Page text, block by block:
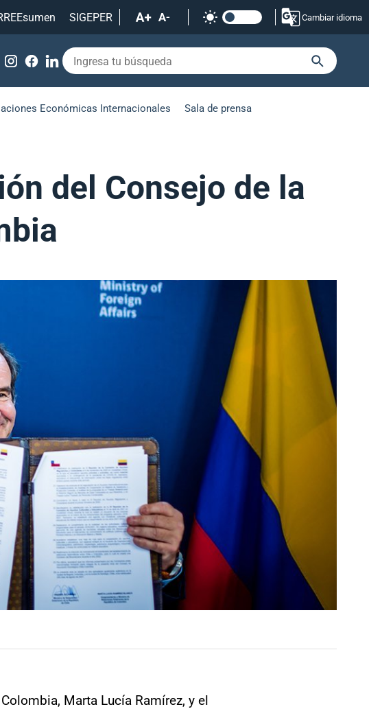
SIGEPER Cambiar idioma
Económicas Internacionales Sala de prensa
del Consejo de la
Marta Lucía Ramírez, y el